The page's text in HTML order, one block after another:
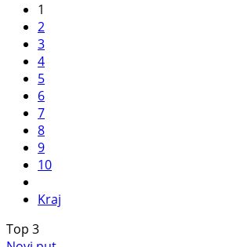
1
2
3
4
5
6
7
8
9
10
Kraj
Top 3